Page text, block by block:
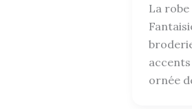
La robe
ornée